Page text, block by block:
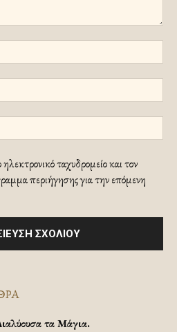
ταχυδρομείο και τον
περιήγησης για την επόμενη
τα Μάγια.